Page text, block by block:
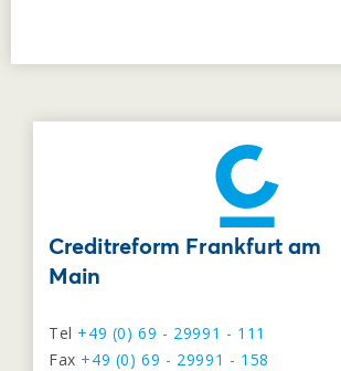
Creditreform Frankfurt am
Main
Tel +49 (0) 69 - 29991 - 111
Fax +49 (0) 69 - 29991 - 158